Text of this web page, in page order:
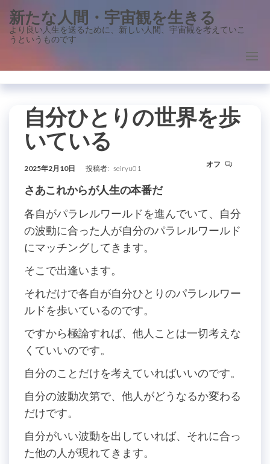
ン
に
新たな人間・宇宙観を生きる
より良い人生を送るために、新しい人間、宇宙観を考えていこ
うというものです
自分ひとりの世界を歩
いている
2025年2月10日 投稿者: seiryu01 オフ
さあこれからが人生の本番だ
各自がパラレルワールドを進んでいて、自分
の波動に合った人が自分のパラレルワールド
にマッチングしてきます。
そこで出逢います。
それだけで各自が自分ひとりのパラレルワー
ルドを歩いているのです。
ですから極論すれば、他人ことは一切考えな
くていいのです。
自分のことだけを考えていればいいのです。
自分の波動次第で、他人がどうなるか変わる
だけです。
自分がいい波動を出していれば、それに合っ
た他の人が現れてきます。